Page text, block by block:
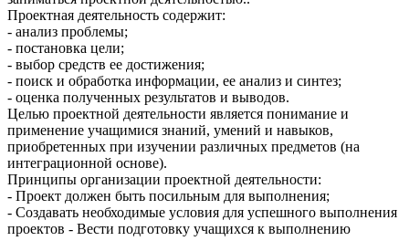
Проектная деятельность содержит:
- анализ проблемы;
- постановка цели;
- выбор средств ее достижения;
- поиск и обработка информации, ее анализ и синтез;
- оценка полученных результатов и выводов.
Целью проектной деятельности является понимание и
применение учащимися знаний, умений и навыков,
приобретенных при изучении различных предметов (на
интеграционной основе).
Принципы организации проектной деятельности:
- Проект должен быть посильным для выполнения;
- Создавать необходимые условия для успешного выполнения
проектов - Вести подготовку учащихся к выполнению